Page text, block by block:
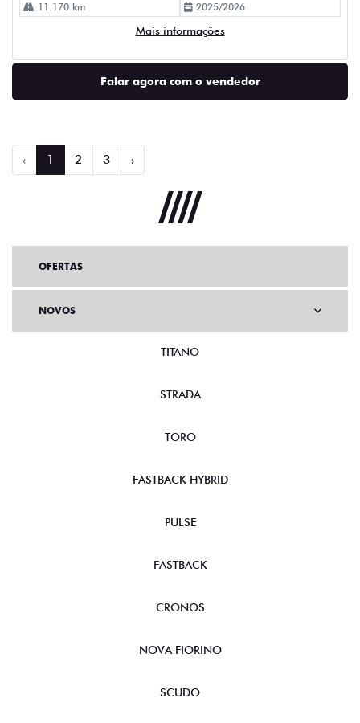
11.170 km 2025/2026
Mais informações
Falar agora com o vendedor
‹ 1 2 3 ›
OFERTAS
NOVOS
TITANO
STRADA
TORO
FASTBACK HYBRID
PULSE
FASTBACK
CRONOS
NOVA FIORINO
SCUDO